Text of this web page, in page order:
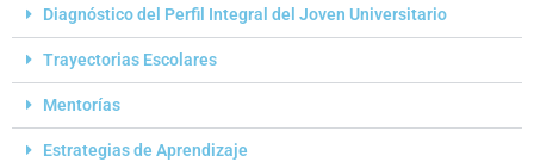
Diagnóstico del Perfil Integral del Joven Universitario
Trayectorias Escolares
Mentorías
Estrategias de Aprendizaje